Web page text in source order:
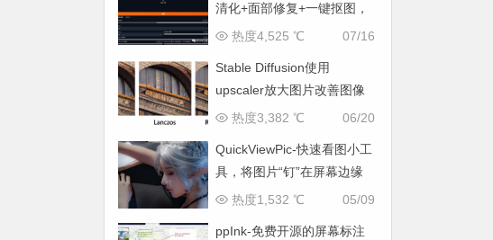
清化+面部修复+一键抠图，
一些你不知道的事儿
07/16
热度4,525 ℃
Stable Diffusion使用
upscaler放大图片改善图像
细节
06/20
热度3,382 ℃
QuickViewPic-快速看图小工
具，将图片“钉”在屏幕边缘
05/09
热度1,532 ℃
ppInk-免费开源的屏幕标注